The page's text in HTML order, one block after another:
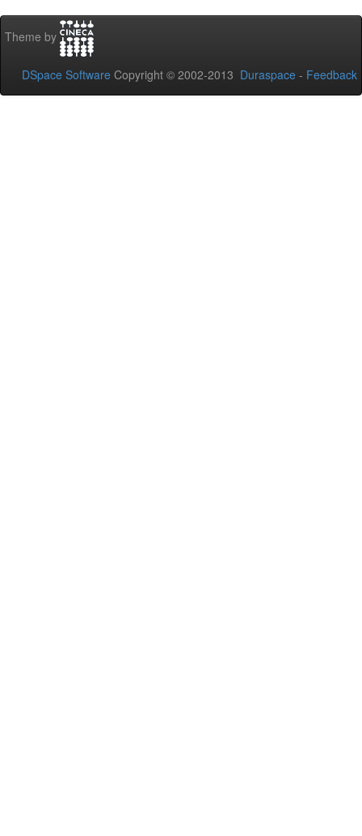
Theme by
DSpace Software Copyright © 2002-2013 Duraspace - Feedback